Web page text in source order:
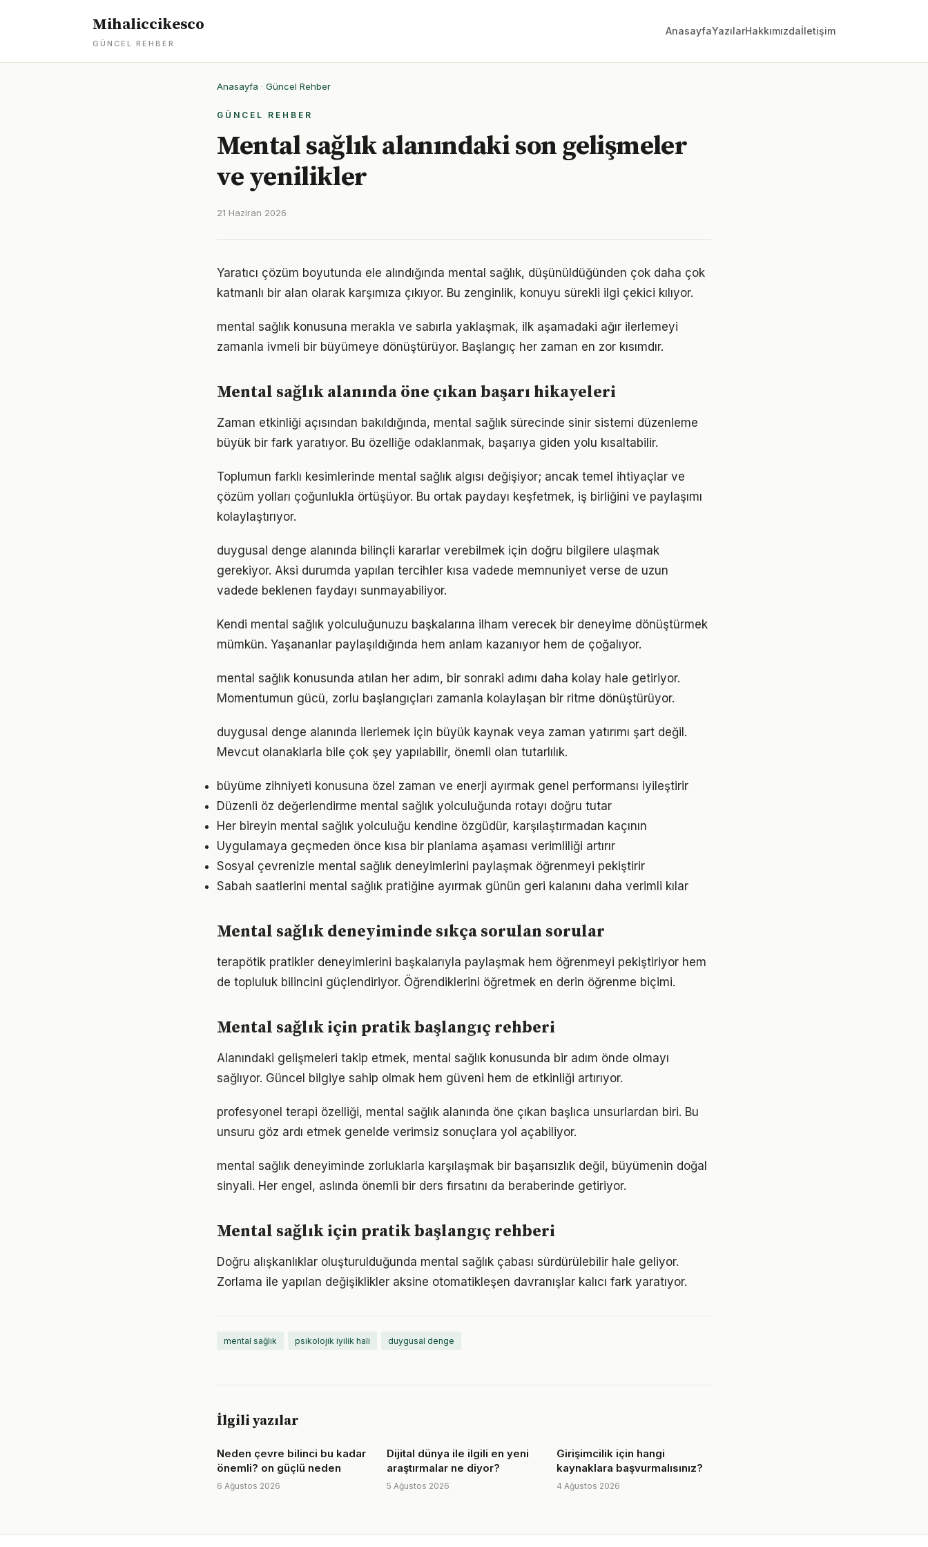
Mihaliccikesco
GÜNCEL REHBER
AnasayfaYazılarHakkımızdaİletişim
Anasayfa · Güncel Rehber
GÜNCEL REHBER
Mental sağlık alanındaki son gelişmeler
ve yenilikler
21 Haziran 2026
Yaratıcı çözüm boyutunda ele alındığında mental sağlık, düşünüldüğünden çok daha çok
katmanlı bir alan olarak karşımıza çıkıyor. Bu zenginlik, konuyu sürekli ilgi çekici kılıyor.
mental sağlık konusuna merakla ve sabırla yaklaşmak, ilk aşamadaki ağır ilerlemeyi
zamanla ivmeli bir büyümeye dönüştürüyor. Başlangıç her zaman en zor kısımdır.
Mental sağlık alanında öne çıkan başarı hikayeleri
Zaman etkinliği açısından bakıldığında, mental sağlık sürecinde sinir sistemi düzenleme
büyük bir fark yaratıyor. Bu özelliğe odaklanmak, başarıya giden yolu kısaltabilir.
Toplumun farklı kesimlerinde mental sağlık algısı değişiyor; ancak temel ihtiyaçlar ve
çözüm yolları çoğunlukla örtüşüyor. Bu ortak paydayı keşfetmek, iş birliğini ve paylaşımı
kolaylaştırıyor.
duygusal denge alanında bilinçli kararlar verebilmek için doğru bilgilere ulaşmak
gerekiyor. Aksi durumda yapılan tercihler kısa vadede memnuniyet verse de uzun
vadede beklenen faydayı sunmayabiliyor.
Kendi mental sağlık yolculuğunuzu başkalarına ilham verecek bir deneyime dönüştürmek
mümkün. Yaşananlar paylaşıldığında hem anlam kazanıyor hem de çoğalıyor.
mental sağlık konusunda atılan her adım, bir sonraki adımı daha kolay hale getiriyor.
Momentumun gücü, zorlu başlangıçları zamanla kolaylaşan bir ritme dönüştürüyor.
duygusal denge alanında ilerlemek için büyük kaynak veya zaman yatırımı şart değil.
Mevcut olanaklarla bile çok şey yapılabilir, önemli olan tutarlılık.
büyüme zihniyeti konusuna özel zaman ve enerji ayırmak genel performansı iyileştirir
Düzenli öz değerlendirme mental sağlık yolculuğunda rotayı doğru tutar
Her bireyin mental sağlık yolculuğu kendine özgüdür, karşılaştırmadan kaçının
Uygulamaya geçmeden önce kısa bir planlama aşaması verimliliği artırır
Sosyal çevrenizle mental sağlık deneyimlerini paylaşmak öğrenmeyi pekiştirir
Sabah saatlerini mental sağlık pratiğine ayırmak günün geri kalanını daha verimli kılar
Mental sağlık deneyiminde sıkça sorulan sorular
terapötik pratikler deneyimlerini başkalarıyla paylaşmak hem öğrenmeyi pekiştiriyor hem
de topluluk bilincini güçlendiriyor. Öğrendiklerini öğretmek en derin öğrenme biçimi.
Mental sağlık için pratik başlangıç rehberi
Alanındaki gelişmeleri takip etmek, mental sağlık konusunda bir adım önde olmayı
sağlıyor. Güncel bilgiye sahip olmak hem güveni hem de etkinliği artırıyor.
profesyonel terapi özelliği, mental sağlık alanında öne çıkan başlıca unsurlardan biri. Bu
unsuru göz ardı etmek genelde verimsiz sonuçlara yol açabiliyor.
mental sağlık deneyiminde zorluklarla karşılaşmak bir başarısızlık değil, büyümenin doğal
sinyali. Her engel, aslında önemli bir ders fırsatını da beraberinde getiriyor.
Mental sağlık için pratik başlangıç rehberi
Doğru alışkanlıklar oluşturulduğunda mental sağlık çabası sürdürülebilir hale geliyor.
Zorlama ile yapılan değişiklikler aksine otomatikleşen davranışlar kalıcı fark yaratıyor.
mental sağlık psikolojik iyilik hali duygusal denge
İlgili yazılar
Neden çevre bilinci bu kadar
önemli? on güçlü neden
6 Ağustos 2026
Dijital dünya ile ilgili en yeni
araştırmalar ne diyor?
5 Ağustos 2026
Girişimcilik için hangi
kaynaklara başvurmalısınız?
4 Ağustos 2026